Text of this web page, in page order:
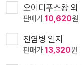
오이디푸스왕 외
판매가10,620원
전염병 일지
판매가13,320원